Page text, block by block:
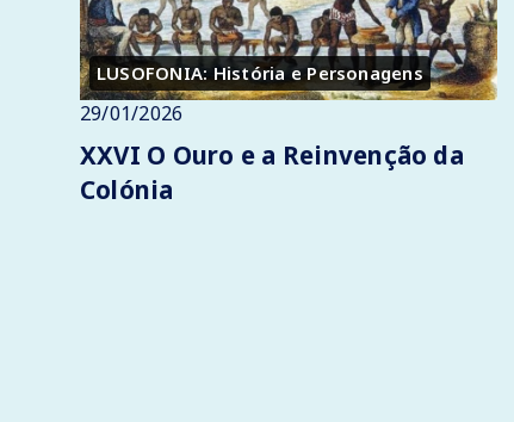
LUSOFONIA: História e Personagens
29/01/2026
XXVI O Ouro e a Reinvenção da
Colónia